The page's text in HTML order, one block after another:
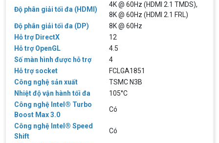
Độ phân giải tối đa (HDMI)
4K @ 60Hz (HDMI 2.1 TMDS),
8K @ 60Hz (HDMI 2.1 FRL)
Độ phân giải tối đa (DP)
8K @ 60Hz
Hỗ trợ DirectX
12
Hỗ trợ OpenGL
4.5
Số màn hình được hỗ trợ
4
Hỗ trợ socket
FCLGA1851
Công nghệ sản xuất
TSMC N3B
Nhiệt độ vận hành tối đa
105°C
Công nghệ Intel® Turbo
Boost Max 3.0
Có
Công nghệ Intel® Speed
Shift
Có
Họa AMD Radeon™ RX 6600 XT
ASRock Công Bố Series Cạc Đồ Họa AMD
Radeon™ RX 6600 XT Cung Cấp Hiệu Suất Chơi
Game 1080p Tối Ưu
Nên Hay Không Dùng Tivi Thay Cho Màn
Hình Máy Tính?
Nhiều người dùng băn khoăn trong việc có nên sử
dụng tivi để làm màn hình máy tính hay không? Vì
giữa màn hình máy tính và tivi có rất nhiều sự
khác biệt, nên chúng ta cần cân nhắc trước khi
chọn thiết bị này thay thế thiết bị kia
ĐIỀU KIỆN TRẢ GÓP HOME CREDIT TẠI VI
1. Điều kiện trả góp Công dân Việt Nam, độ tuổi
20-60 (nam), 20-55 (nữ). Có CCCD/Thẻ Căn cước